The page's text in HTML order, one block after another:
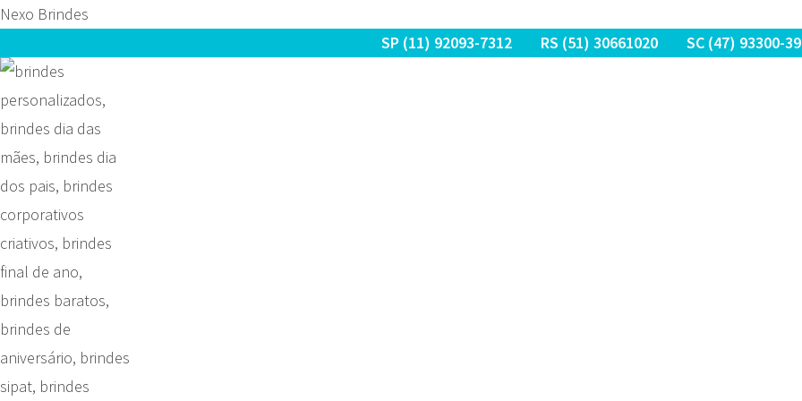
Nexo Brindes
SP (11) 92093-7312 RS (51) 30661020 SC (47) 93300-